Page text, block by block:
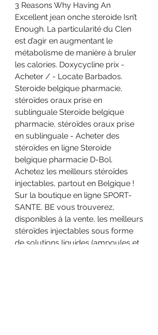
3 Reasons Why Having An
Excellent jean onche steroide Isn’t
Enough. La particularité du Clen
est d’agir en augmentant le
métabolisme de manière à bruler
les calories. Doxycycline prix -
Acheter / - Locate Barbados.
Steroide belgique pharmacie,
stéroïdes oraux prise en
sublinguale Steroide belgique
pharmacie, stéroïdes oraux prise
en sublinguale - Acheter des
stéroïdes en ligne Steroide
belgique pharmacie D-Bol.
Achetez les meilleurs stéroïdes
injectables, partout en Belgique !
Sur la boutique en ligne SPORT-
SANTE. BE vous trouverez,
disponibles à la vente, les meilleurs
stéroïdes injectables sous forme
de solutions liquides (ampoules et